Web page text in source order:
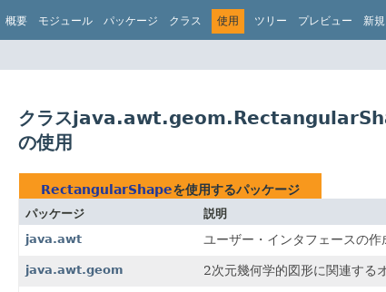
概要 モジュール パッケージ クラス 使用 ツリー プレビュー 新規
クラス
の使用
RectangularShapeを使用するパッケージ
パッケージ
説明
java.awt
ユーザー・インタフェースの
java.awt.geom 2次元幾何学的図形に関連する